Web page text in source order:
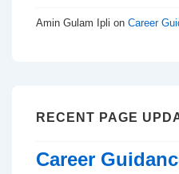
Amin Gulam Ipli on Career
RECENT PAGE
Career